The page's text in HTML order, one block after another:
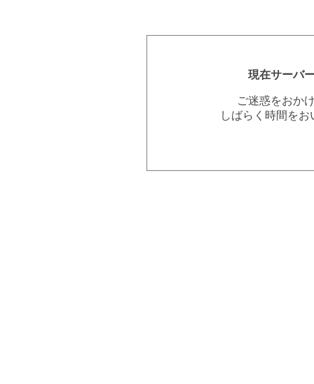
現在サーバ
ご迷惑をおか
しばらく時間を